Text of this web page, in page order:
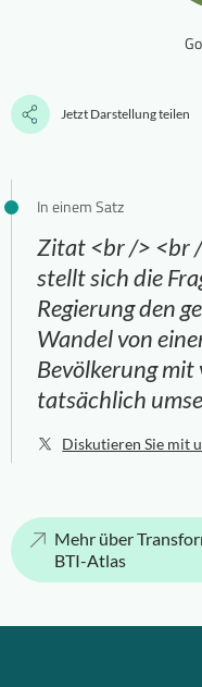
Jetzt Darstellung teilen
In einem Satz
Zitat <br /> <br
stellt sich die
Regierung den
Wandel von
Bevölkerung mit
tatsächlich
Diskutieren Sie mit
Mehr über
BTI-Atlas